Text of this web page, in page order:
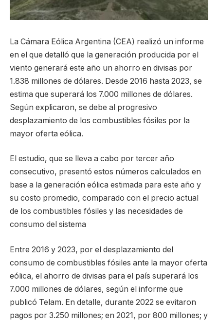
La Cámara Eólica Argentina (CEA) realizó un informe
en el que detalló que la generación producida por el
viento generará este año un ahorro en divisas por
1.838 millones de dólares. Desde 2016 hasta 2023, se
estima que superará los 7.000 millones de dólares.
Según explicaron, se debe al progresivo
desplazamiento de los combustibles fósiles por la
mayor oferta eólica.
El estudio, que se lleva a cabo por tercer año
consecutivo, presentó estos números calculados en
base a la generación eólica estimada para este año y
su costo promedio, comparado con el precio actual
de los combustibles fósiles y las necesidades de
consumo del sistema
Entre 2016 y 2023, por el desplazamiento del
consumo de combustibles fósiles ante la mayor oferta
eólica, el ahorro de divisas para el país superará los
7.000 millones de dólares, según el informe que
publicó Telam. En detalle, durante 2022 se evitaron
pagos por 3.250 millones; en 2021, por 800 millones; y